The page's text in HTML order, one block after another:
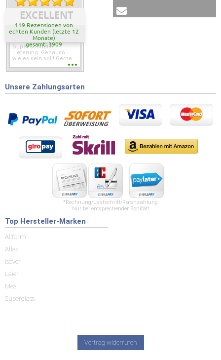
EXCELLENT
119 Rezensionen von
echten Kunden (letzte 12
Monate)
gesamt: 3909
Super schnelle
Lieferung. Genauso
wie es sein soll! Gerne
wieder wenn ich was
Unsere Zahlungsarten
*Rechnung/Lastschrift/Ratenzahlung
Nur bei entsprechender Bonität!
Top Hersteller-Marken
Allform
Atlas
Isover
Laier
Mea
Superglass
Vertrag widerrufen